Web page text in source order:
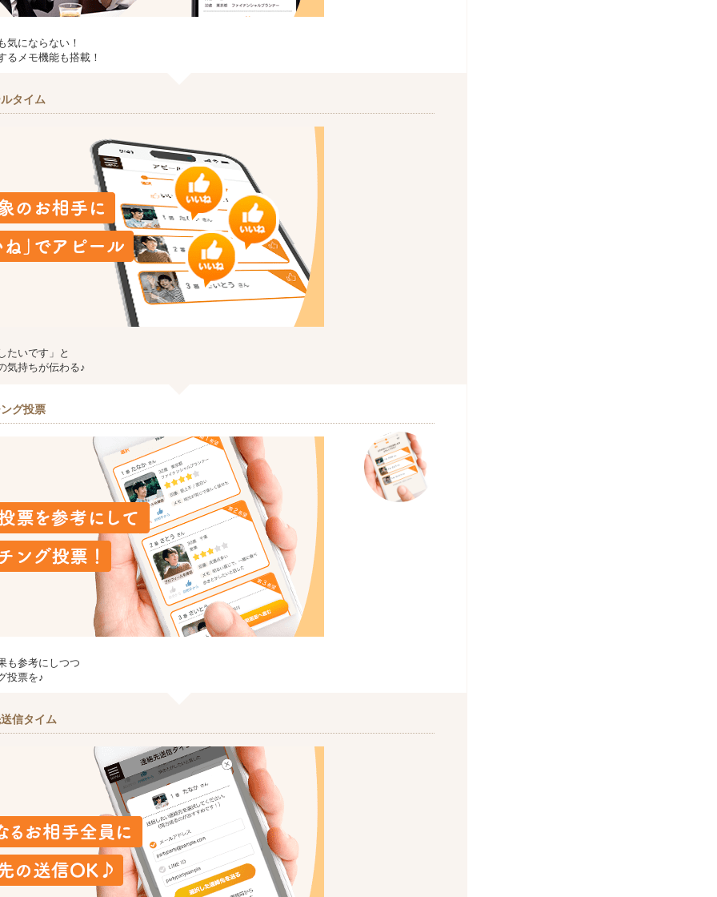
気にならない！
るメモ機能も搭載！
タイム
たいです」と
気持ちが伝わる♪
グ投票
も参考にしつつ
投票を♪
信タイム